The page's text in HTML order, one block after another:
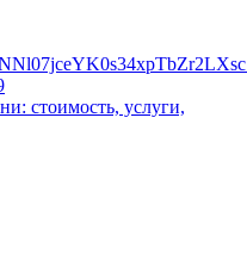
стоимость, услуги,